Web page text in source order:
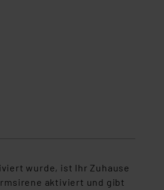
wurde, ist Ihr Zuhause
aktiviert und gibt